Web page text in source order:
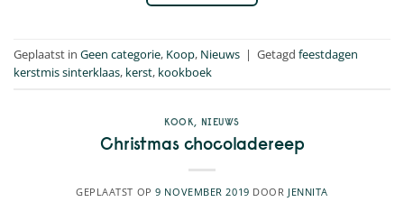
Geplaatst in Geen categorie, Koop, Nieuws | Getagd feestdagen
kerstmis sinterklaas, kerst, kookboek
KOOK, NIEUWS
Christmas chocoladereep
GEPLAATST OP9 NOVEMBER 2019 DOOR JENNITA